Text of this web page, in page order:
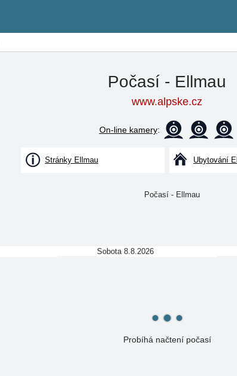
Počasí - Ellmau
www.alpske.cz
On-line kamery:
Stránky Ellmau Ubytování
Probíhá načtení počasí
Sobota 8.8.2026